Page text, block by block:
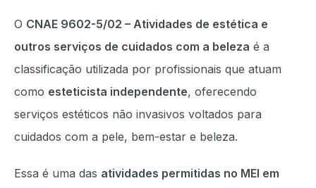
O CNAE 9602-5/02 – Atividades de estética e
outros serviços de cuidados com a beleza é a
classificação utilizada por profissionais que atuam
como esteticista independente, oferecendo
serviços estéticos não invasivos voltados para
cuidados com a pele, bem-estar e beleza.
Essa é uma das atividades permitidas no MEI em